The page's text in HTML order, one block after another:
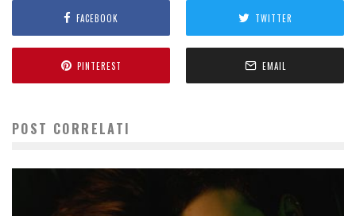
FACEBOOK TWITTER
PINTEREST EMAIL
POST CORRELATI